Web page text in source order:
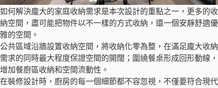
如何解決龐大的家庭收納需求是本次設計的重點之一，更多的收
納空間，盡可能把物件以不一樣的方式收納，還一個安靜舒適優
雅的空間。
公共區域沿牆設置收納空間，將收納化零為整，在滿足龐大收納
需求的同時最大程度保證空間的開闊；圍繞餐桌形成回形動線，
增加餐廚區收納和空間流動性。
在裝修設計時，廚房的每一個細節都不容忽視，不僅要符合現代